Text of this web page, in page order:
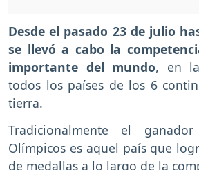
Desde el pasado 23 de julio
se llevó a cabo la
importante del mundo, en
todos los países de los 6
tierra.
Tradicionalmente el
Olímpicos es aquel país que
de medallas a lo largo de la